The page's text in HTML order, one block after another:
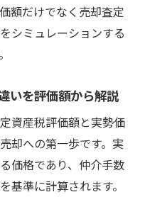
額だけでなく売却査定
シミュレーションする
いを評価額から解説
資産税評価額と実勢価
却への第一歩です。実
価格であり、仲介手数
基準に計算されます。